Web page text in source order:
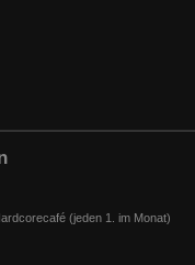
(jeden 1. im Monat)